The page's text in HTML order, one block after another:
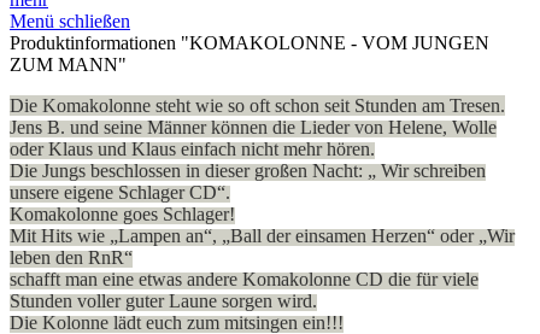
Menü schließen
Produktinformationen "KOMAKOLONNE - VOM JUNGEN
ZUM MANN"
Die Komakolonne steht wie so oft schon seit Stunden am Tresen.
Jens B. und seine Männer können die Lieder von Helene, Wolle
oder Klaus und Klaus einfach nicht mehr hören.
Die Jungs beschlossen in dieser großen Nacht: „ Wir schreiben
unsere eigene Schlager CD“.
Komakolonne goes Schlager!
Mit Hits wie „Lampen an“, „Ball der einsamen Herzen“ oder „Wir
leben den RnR“
schafft man eine etwas andere Komakolonne CD die für viele
Stunden voller guter Laune sorgen wird.
Die Kolonne lädt euch zum mitsingen ein!!!